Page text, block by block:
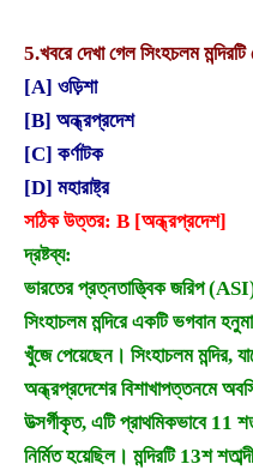
5.খবরে দেখা গেল সিংহচলম
[A] ওড়িশা
[B] অন্ধ্রপ্রদেশ
[C] কর্ণাটক
[D] মহারাষ্ট্র
সঠিক উত্তর: B [অন্ধ্রপ্রদেশ]
দ্রষ্টব্য:
ভারতের প্রত্নতাত্ত্বিক জরিপ
সিংহাচলম মন্দিরে একটি ভগবান
খুঁজে পেয়েছেন। সিংহাচলম মন্দির,
অন্ধ্রপ্রদেশের বিশাখাপত্তনমে
উত্সর্গীকৃত, এটি প্রাথমিকভাবে 11
নির্মিত হয়েছিল। মন্দিরটি 13শ